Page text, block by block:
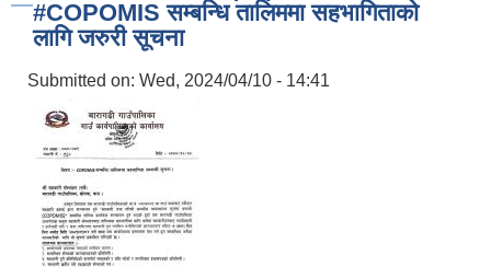
#COPOMIS सम्बन्धि तालिममा सहभागिताको
लागि जरुरी सूचना
Submitted on: Wed, 2024/04/10 - 14:41